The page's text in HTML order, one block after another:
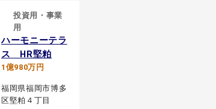
投資用・事業
用
ハーモニーテラ
ス HR堅粕
1億980万円
福岡県福岡市博多
区堅粕４丁目